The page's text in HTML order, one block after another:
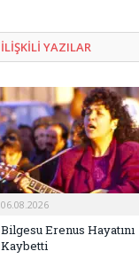
ILIŞKILI YAZILAR
06.08.2026
Bilgesu Erenus Hayatını
Kaybetti